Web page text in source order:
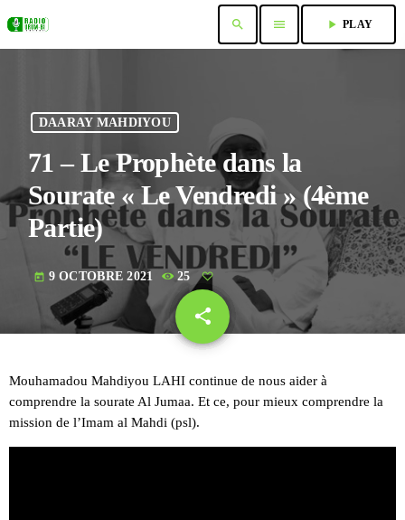
search menu play_arrow PLAY
DAARAY MAHDIYOU
71 – Le Prophète dans la
Sourate « Le Vendredi » (4ème
Partie)
today 9 OCTOBRE 2021 25
share
email
Mouhamadou Mahdiyou LAHI continue de nous aider à
comprendre la sourate Al Jumaa. Et ce, pour mieux comprendre la
mission de l’Imam al Mahdi (psl).